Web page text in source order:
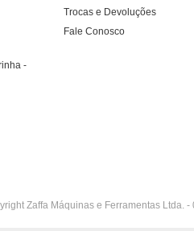
-
Trocas e Devoluções
Fale Conosco
Zaffa Máquinas e Ferramentas Ltda.